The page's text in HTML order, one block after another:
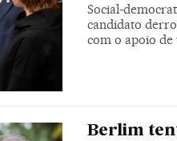
Social-
candidato
com o apoio de
Berlim